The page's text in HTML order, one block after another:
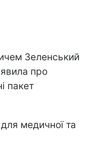
Зеленський
про
пакет
медичної та